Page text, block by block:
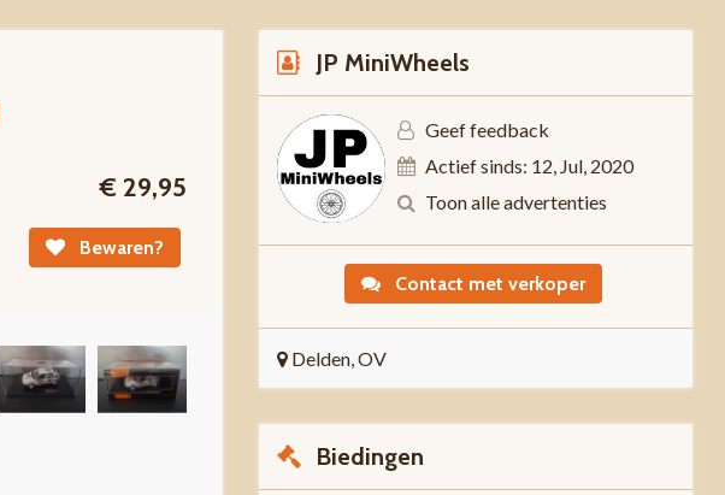
€ 29,95
Bewaren?
JP MiniWheels
Geef feedback
Actief sinds: 12, Jul, 2020
Toon alle advertenties
Contact met verkoper
Delden, OV
Biedingen